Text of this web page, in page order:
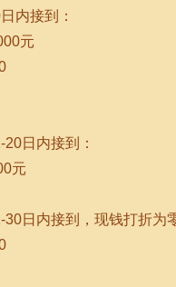
内接到：
元
日内接到：
元
30日内接到，现钱打折为